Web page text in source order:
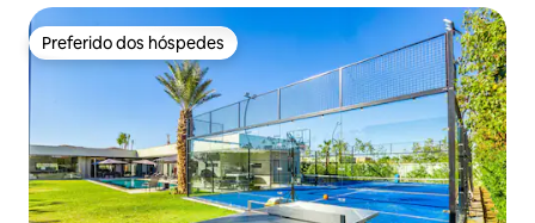
Preferido dos hóspedes
Preferido dos hóspedes